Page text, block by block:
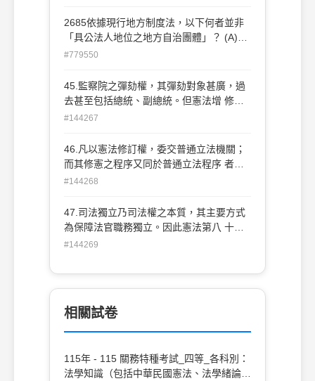
2685依據現行地方制度法，以下何者並非
「具公法人地位之地方自治團體」？ (A)省
#779550
45.監察院之彈劾權，其彈劾對象甚廣，過
去甚至包括總統、副總統。但憲法增 修條
文，已將對總統之彈劾權改由何機關行使？
#144267
46.凡以憲法修訂權，委交普通立法機關；
而其修憲之程序又同於普通立法程序 者，
謂之： (A)剛性憲法 (B)柔性憲法 (C)成文憲
#144268
47.司法獨立乃司法權之本質，其主要方式
為保障法官職務獨立。因此憲法第八 十條
規定： (A)法官須超出黨派以外 (B)依據法
是
#144269
相關試卷
115年 - 115 關務特種考試_四等_各科別：
法學知識（包括中華民國憲法、法學緒論）